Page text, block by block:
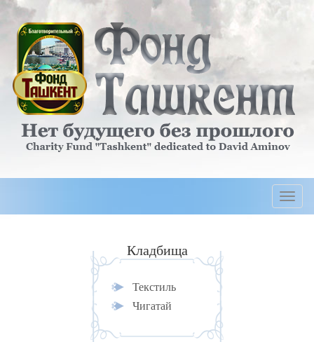
Кладбища
Текстиль
Чигатай